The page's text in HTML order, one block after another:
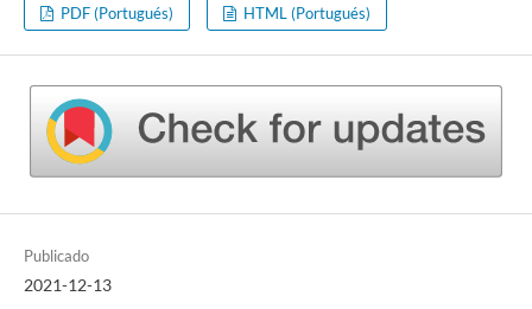
PDF (Portugués) HTML (Portugués)
Publicado
2021-12-13